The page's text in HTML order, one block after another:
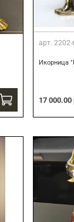
арт.
Икорница
17 000.00